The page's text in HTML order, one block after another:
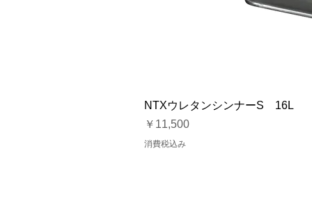
NTXウレタンシンナーS 16L
価格
￥11,500
消費税込み